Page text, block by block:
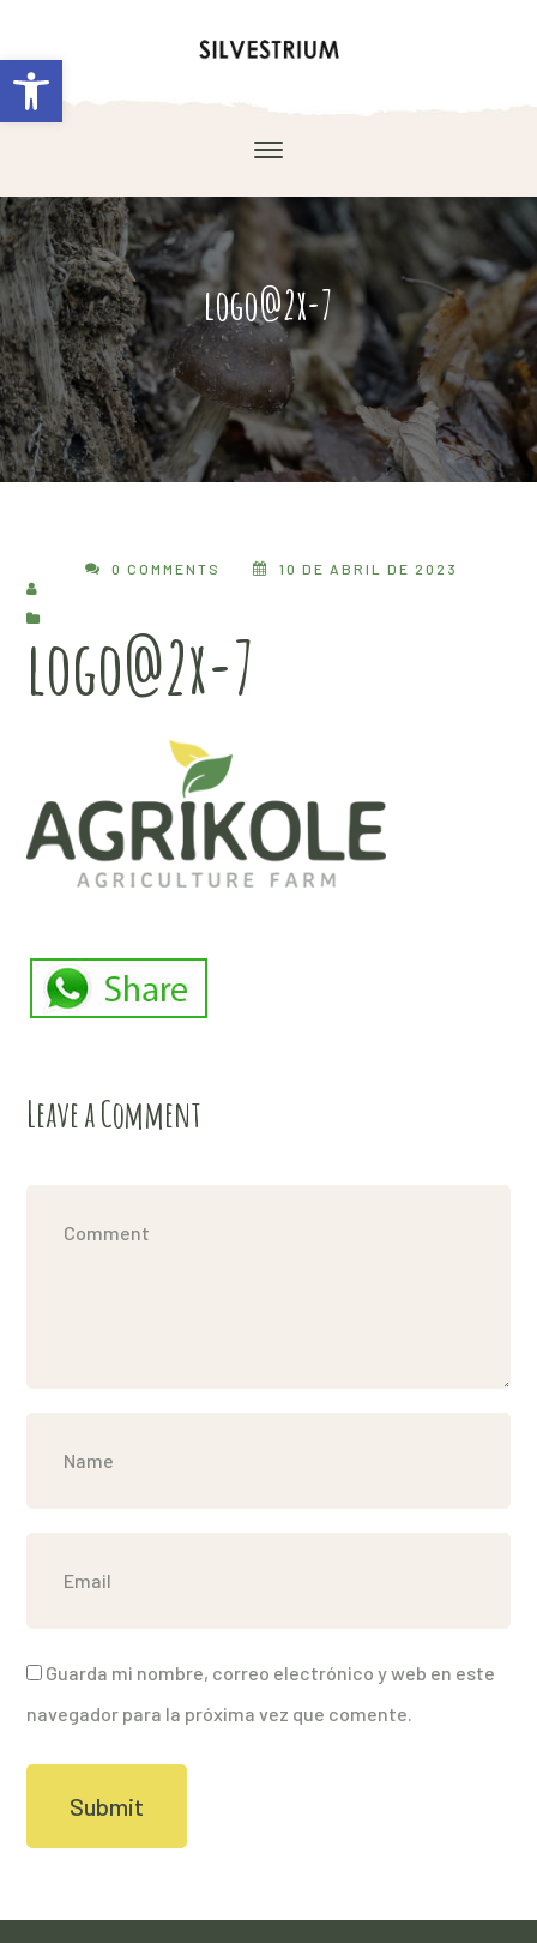
Abrir barra de herramientas
logo@2x-7
0 COMMENTS 10 DE ABRIL DE 2023
logo@2x-7
Leave a Comment
Guarda mi nombre, correo electrónico y web en este
navegador para la próxima vez que comente.